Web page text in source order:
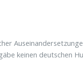
keinen deutschen